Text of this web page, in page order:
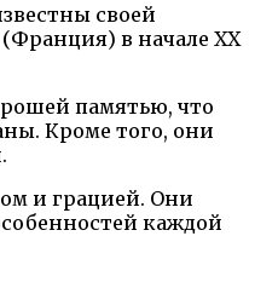
своей
в начале XX
памятью, что
Кроме того, они
и грацией. Они
каждой